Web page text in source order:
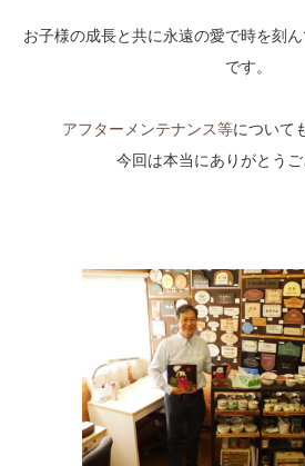
お子様の成長と共に永遠の愛で時を刻
です。
アフターメンテナンス等について
今回は本当にありがとう